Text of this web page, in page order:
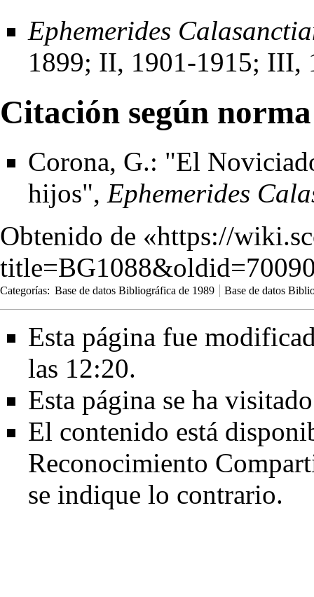
Ephemerides
1899; II, 1901-1915; III,
Citación según
Corona, G.: "El
hijos", Ephemerides
Obtenido de «https://
Categorías: Base de datos Bibliográfica de 1989 Base de datos
Esta página fue
las 12:20.
Esta página se ha
El contenido está
Reconocimiento
se indique lo contrario.